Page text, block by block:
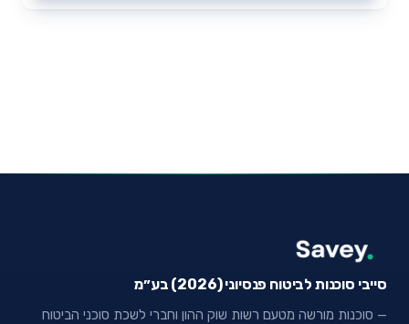
סייבי סוכנות לביטוח פנסיוני (2026) בע״מ
— סוכנות מורשה מטעם רשות שוק ההון וחברי לשכת סוכני הביטוח